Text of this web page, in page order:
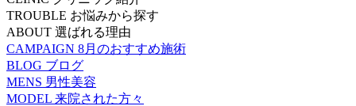
TROUBLE お悩みから探す
ABOUT 選ばれる理由
CAMPAIGN 8月のおすすめ施術
BLOG ブログ
MENS 男性美容
MODEL 来院された方々